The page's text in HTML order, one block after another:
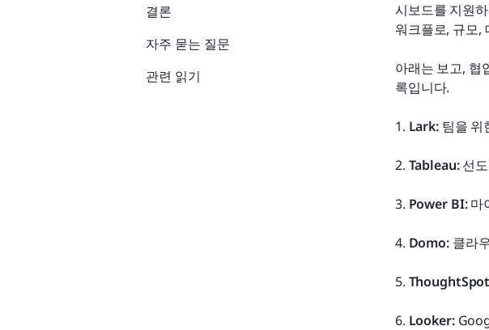
시보드를 지원
워크플로, 규모,
아래는 보고, 협
록입니다.
1. Lark: 팀을 위
2. Tableau: 선도
3. Power BI: 마
4. Domo: 클라
5.
6. Looker:
결론
자주 묻는 질문
관련 읽기